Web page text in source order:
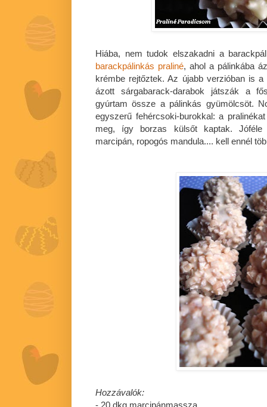
Hiába, nem tudok elszakadni a
barackpálinkás praliné, ahol a pálinkába
krémbe rejtőztek. Az újabb verzióban is
ázott sárgabarack-darabok játszák a
gyúrtam össze a pálinkás gyümölcsöt.
egyszerű fehércsoki-burokkal: a
meg, így borzas külsőt kaptak. Jóféle
marcipán, ropogós mandula.... kell ennél
Hozzávalók: